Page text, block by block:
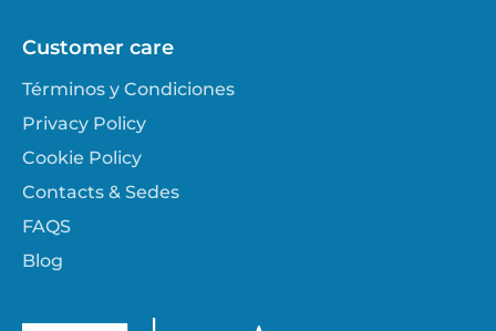
Customer care
Términos y Condiciones
Privacy Policy
Cookie Policy
Contacts & Sedes
FAQS
Blog